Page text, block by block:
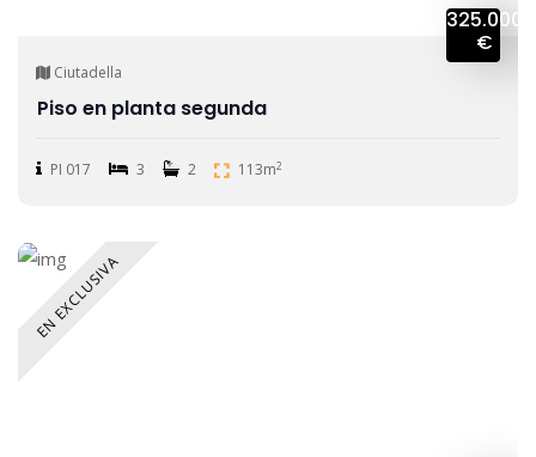
325.000
€
Ciutadella
Piso en planta segunda
PI 017 3 2 113m2
EN EXCLUSIVA